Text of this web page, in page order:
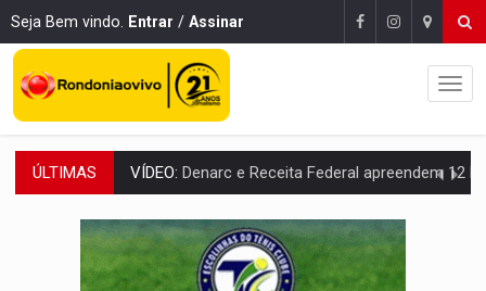
Seja Bem vindo. Entrar / Assinar
ÚLTIMAS OPERAÇÃO DA PC:Membros do CV são presos com armas e drogas após
ENTRADA GRATUITA:Espetáculo As Marias Somos Nós será
VÍDEO: Três são presos após furto de motocicleta em frente